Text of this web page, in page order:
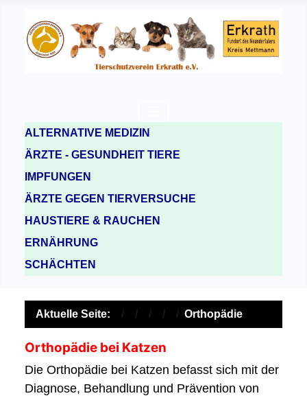
ALTERNATIVE MEDIZIN
ÄRZTE - GESUNDHEIT TIERE
IMPFUNGEN
ÄRZTE GEGEN TIERVERSUCHE
HAUSTIERE & RAUCHEN
ERNÄHRUNG
SCHÄCHTEN
Aktuelle Seite: Orthopädie
Orthopädie bei Katzen
Die Orthopädie bei Katzen befasst sich mit der
Diagnose, Behandlung und Prävention von